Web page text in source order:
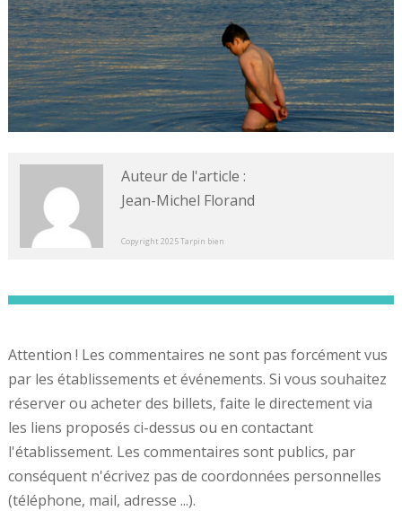
Auteur de l'article :
Jean-Michel Florand
Copyright 2025 Tarpin bien
Attention ! Les commentaires ne sont pas forcément vus
par les établissements et événements. Si vous souhaitez
réserver ou acheter des billets, faite le directement via
les liens proposés ci-dessus ou en contactant
l'établissement. Les commentaires sont publics, par
conséquent n'écrivez pas de coordonnées personnelles
(téléphone, mail, adresse ...).